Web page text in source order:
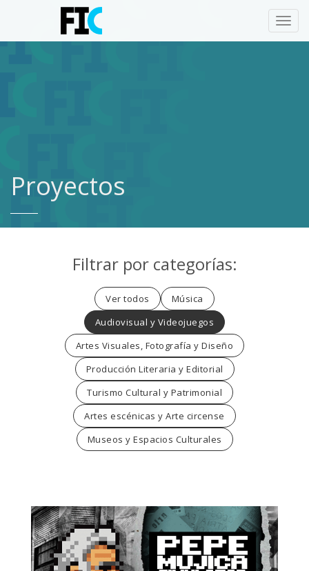
Proyectos
Filtrar por categorías:
Ver todos
Música
Audiovisual y Videojuegos
Artes Visuales, Fotografía y Diseño
Producción Literaria y Editorial
Turismo Cultural y Patrimonial
Artes escénicas y Arte circense
Museos y Espacios Culturales